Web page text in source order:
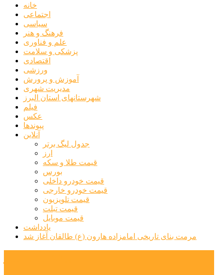
خانه
اجتماعی
سیاسی
فرهنگ و هنر
علم و فناوری
پزشکی و سلامت
اقتصادی
ورزشی
آموزش و پرورش
مدیریت شهری
شهرستانهای استان البرز
فیلم
عکس
پیوندها
آنلاین
جدول لیگ برتر
ارز
قیمت طلا و سکه
بورس
قیمت خودرو داخلی
قیمت خودرو خارجی
قیمت تلویزیون
قیمت تبلت
قیمت موبایل
یادداشت
مرمت بنای تاریخی امامزاده هارون (ع) طالقان آغاز شد